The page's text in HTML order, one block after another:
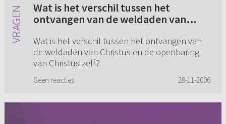
Wat is het verschil tussen het
ontvangen van de weldaden van
Christus zelf?
Wat is het verschil tussen het ontvangen van
de weldaden van Christus en de openbaring
van Christus zelf?
Geen reacties 28-11-2006